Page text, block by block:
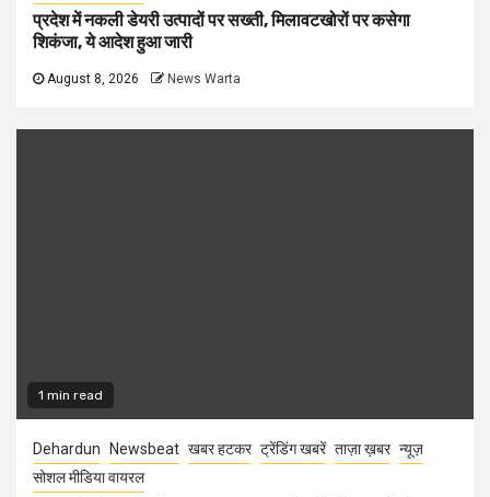
प्रदेश में नकली डेयरी उत्पादों पर सख्ती, मिलावटखोरों पर कसेगा
शिकंजा, ये आदेश हुआ जारी
August 8, 2026 News Warta
1 min read
Dehardun Newsbeat खबर हटकर ट्रेंडिंग खबरें ताज़ा ख़बर न्यूज़
सोशल मीडिया वायरल